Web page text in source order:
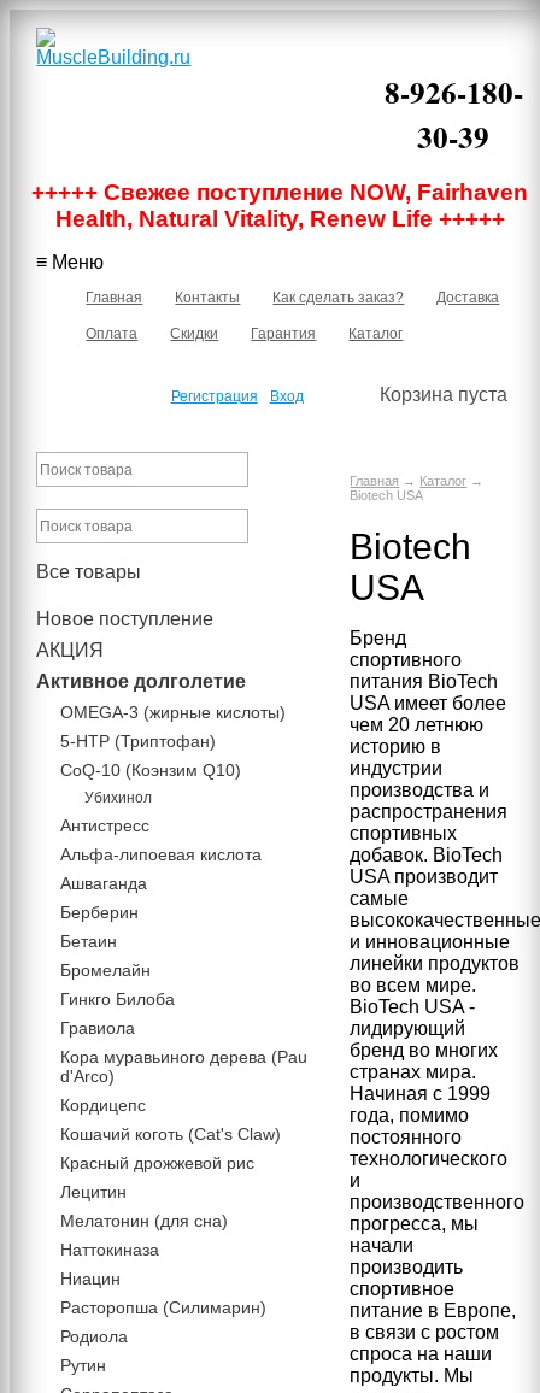
8-926-180-
30-39
Бауманская,
Нижняя
Красносельская
этаж, офис 219В
+++++ Свежее поступление NOW, Fairhaven
Health, Natural Vitality, Renew Life +++++
≡ Меню
Главная Контакты Как сделать заказ? Доставка
Оплата Скидки Гарантия Каталог
Корзина пуста
Регистрация Вход
Главная → Каталог →
Biotech USA
Biotech
USA
Бренд
спортивного
питания BioTech
USA имеет более
чем 20 летнюю
историю в
индустрии
производства и
распространения
спортивных
добавок. BioTech
USA производит
самые
и инновационные
линейки продуктов
во всем мире.
BioTech USA -
лидирующий
бренд во многих
странах мира.
Начиная с 1999
года, помимо
постоянного
технологического
и
производственного
прогресса, мы
начали
производить
спортивное
питание в Европе,
в связи с ростом
спроса на наши
продукты. Мы
Все товары
Новое поступление
АКЦИЯ
Активное долголетие
OMEGA-3 (жирные кислоты)
5-HTP (Триптофан)
CoQ-10 (Коэнзим Q10)
Убихинол
Антистресс
Альфа-липоевая кислота
Ашваганда
Берберин
Бетаин
Бромелайн
Гинкго Билоба
Гравиола
Кора муравьиного дерева (Pau
d'Arco)
Кордицепс
Кошачий коготь (Cat's Claw)
Красный дрожжевой рис
Лецитин
Мелатонин (для сна)
Наттокиназа
Ниацин
Расторопша (Силимарин)
Родиола
Рутин